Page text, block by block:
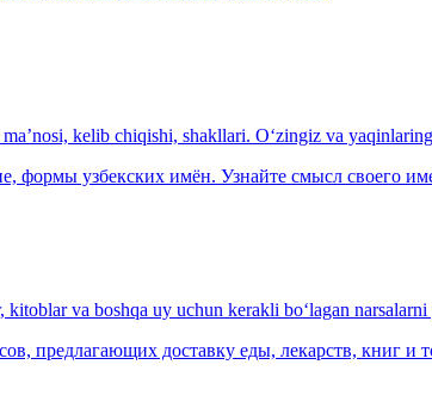
kelib chiqishi, shakllari. O‘zingiz va
формы узбекских имён. Узнайте смысл своего
va boshqa uy uchun kerakli bo‘lagan
предлагающих доставку еды, лекарств, книг и